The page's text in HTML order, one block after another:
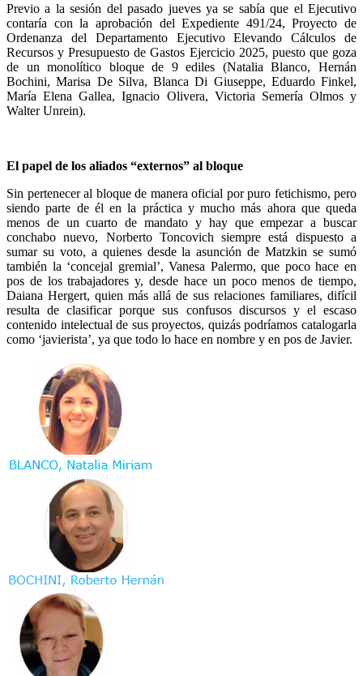
Previo a la sesión del pasado jueves ya se sabía que el Ejecutivo
contaría con la aprobación del Expediente 491/24, Proyecto de
Ordenanza del Departamento Ejecutivo Elevando Cálculos de
Recursos y Presupuesto de Gastos Ejercicio 2025, puesto que goza
de un monolítico bloque de 9 ediles (Natalia Blanco, Hernán
Bochini, Marisa De Silva, Blanca Di Giuseppe, Eduardo Finkel,
María Elena Gallea, Ignacio Olivera, Victoria Semería Olmos y
Walter Unrein).
El papel de los aliados “externos” al bloque
Sin pertenecer al bloque de manera oficial por puro fetichismo, pero
siendo parte de él en la práctica y mucho más ahora que queda
menos de un cuarto de mandato y hay que empezar a buscar
conchabo nuevo, Norberto Toncovich siempre está dispuesto a
sumar su voto, a quienes desde la asunción de Matzkin se sumó
también la ‘concejal gremial’, Vanesa Palermo, que poco hace en
pos de los trabajadores y, desde hace un poco menos de tiempo,
Daiana Hergert, quien más allá de sus relaciones familiares, difícil
resulta de clasificar porque sus confusos discursos y el escaso
contenido intelectual de sus proyectos, quizás podríamos catalogarla
como ‘javierista’, ya que todo lo hace en nombre y en pos de Javier.